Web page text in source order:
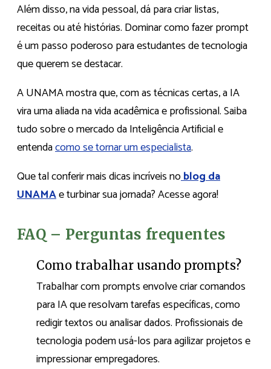
Além disso, na vida pessoal, dá para criar listas,
receitas ou até histórias. Dominar como fazer prompt
é um passo poderoso para estudantes de tecnologia
que querem se destacar.
A UNAMA mostra que, com as técnicas certas, a IA
vira uma aliada na vida acadêmica e profissional. Saiba
tudo sobre o mercado da Inteligência Artificial e
entendacomo se tornar um especialista.
Que tal conferir mais dicas incríveis noblog da
UNAMAe turbinar sua jornada? Acesse agora!
FAQ – Perguntas frequentes
Como trabalhar usando prompts?
Trabalhar com prompts envolve criar comandos
para IA que resolvam tarefas específicas, como
redigir textos ou analisar dados. Profissionais de
tecnologia podem usá-los para agilizar projetos e
impressionar empregadores.